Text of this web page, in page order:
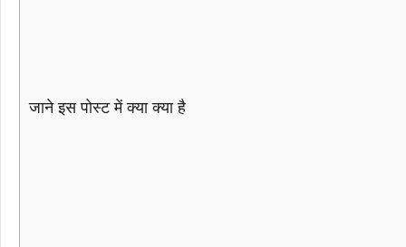
जाने इस पोस्ट में क्या क्या है